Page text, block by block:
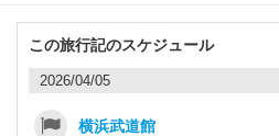
この旅行記のスケジュール
2026/04/05
横浜武道館